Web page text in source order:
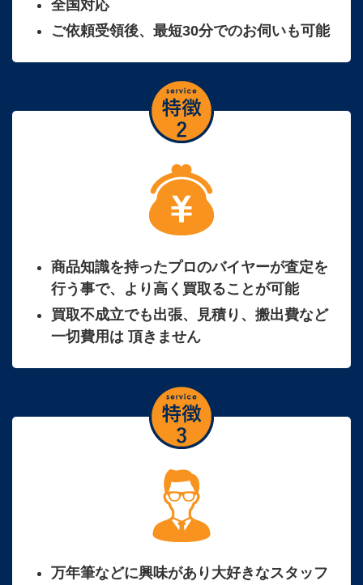
全国対応
ご依頼受領後、最短30分でのお伺いも可能
商品知識を持ったプロのバイヤーが査定を
行う事で、より高く買取ることが可能
買取不成立でも出張、見積り、搬出費など
一切費用は 頂きません
万年筆などに興味があり大好きなスタッフ